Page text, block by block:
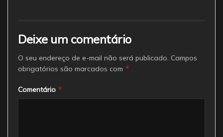
Deixe um comentário
O seu endereço de e-mail não será publicado. Campos
obrigatórios são marcados com *
Comentário *